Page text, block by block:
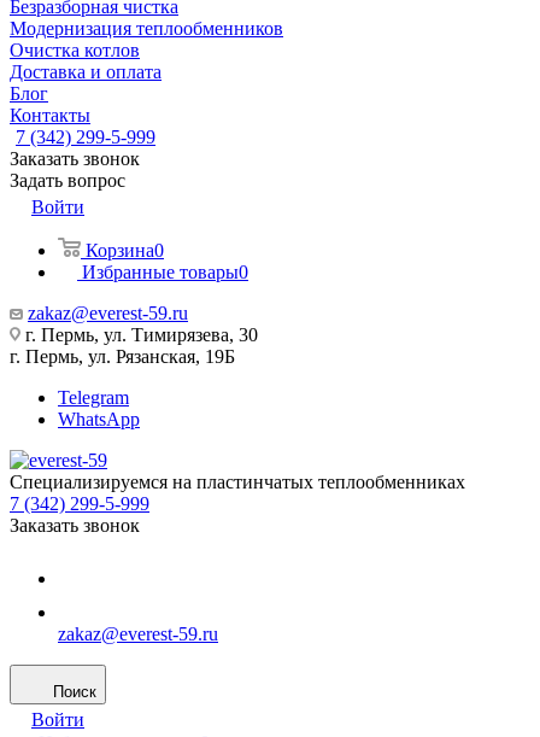
Безразборная чистка
Модернизация теплообменников
Очистка котлов
Доставка и оплата
Блог
Контакты
7 (342) 299-5-999
Заказать звонок
Задать вопрос
Войти
Корзина0
Избранные товары0
zakaz@everest-59.ru
г. Пермь, ул. Тимирязева, 30
г. Пермь, ул. Рязанская, 19Б
Telegram
WhatsApp
Специализируемся на пластинчатых теплообменниках
7 (342) 299-5-999
Заказать звонок
zakaz@everest-59.ru
Поиск
Войти